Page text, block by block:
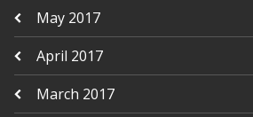
May 2017
April 2017
March 2017